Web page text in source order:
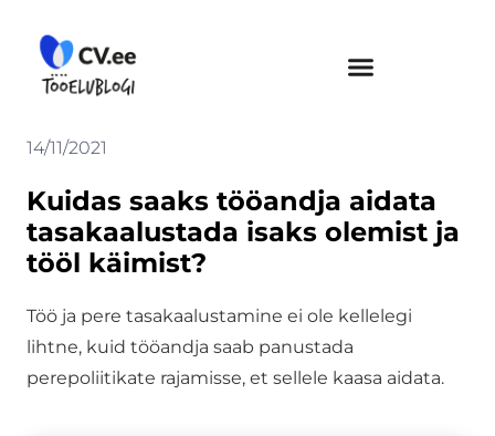
content
14/11/2021
Kuidas saaks tööandja aidata
tasakaalustada isaks olemist ja
tööl käimist?
Töö ja pere tasakaalustamine ei ole kellelegi
lihtne, kuid tööandja saab panustada
perepoliitikate rajamisse, et sellele kaasa aidata.